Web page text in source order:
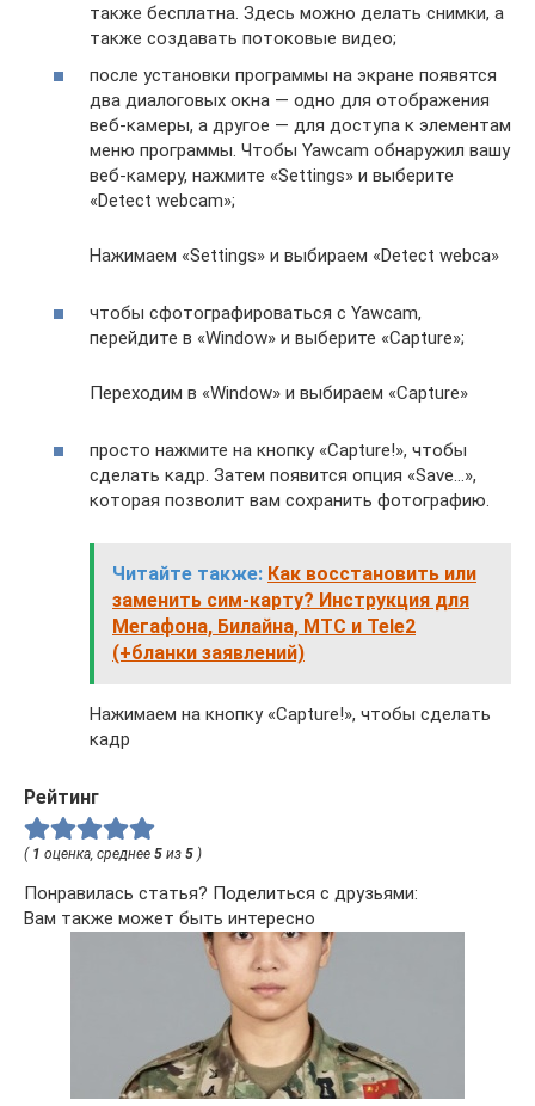
также бесплатна. Здесь можно делать снимки, а
также создавать потоковые видео;
после установки программы на экране появятся
два диалоговых окна — одно для отображения
веб-камеры, а другое — для доступа к элементам
меню программы. Чтобы Yawcam обнаружил вашу
веб-камеру, нажмите «Settings» и выберите
«Detect webcam»;
Нажимаем «Settings» и выбираем «Detect webca»
чтобы сфотографироваться с Yawcam,
перейдите в «Window» и выберите «Capture»;
Переходим в «Window» и выбираем «Capture»
просто нажмите на кнопку «Capture!», чтобы
сделать кадр. Затем появится опция «Save…»,
которая позволит вам сохранить фотографию.
Читайте также: Как восстановить или
заменить сим-карту? Инструкция для
Мегафона, Билайна, МТС и Tele2
(+бланки заявлений)
Нажимаем на кнопку «Capture!», чтобы сделать
кадр
Рейтинг
( 1 оценка, среднее 5 из 5 )
Понравилась статья? Поделиться с друзьями:
Вам также может быть интересно